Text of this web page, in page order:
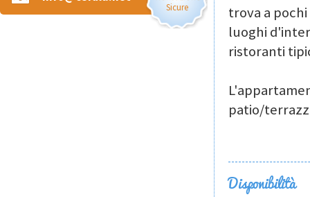
Sicure
trova a
luoghi
ristoranti
patio/
Disponibilità